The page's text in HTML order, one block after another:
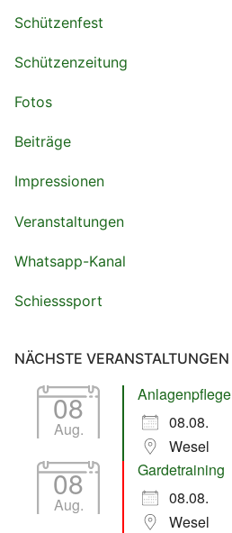
Schützenfest
Schützenzeitung
Fotos
Beiträge
Impressionen
Veranstaltungen
Whatsapp-Kanal
Schiesssport
NÄCHSTE VERANSTALTUNGEN
08
Aug.
Anlagenpflege
08.08.
Wesel
08
Aug.
Gardetraining
08.08.
Wesel